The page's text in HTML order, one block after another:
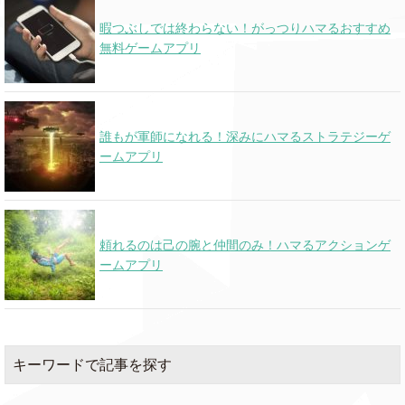
暇つぶしでは終わらない！がっつりハマるおすすめ
無料ゲームアプリ
誰もが軍師になれる！深みにハマるストラテジーゲ
ームアプリ
頼れるのは己の腕と仲間のみ！ハマるアクションゲ
ームアプリ
キーワードで記事を探す